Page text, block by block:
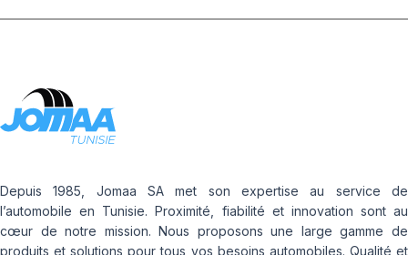
Depuis 1985, Jomaa SA met son expertise au service de
l’automobile en Tunisie. Proximité, fiabilité et innovation sont au
cœur de notre mission. Nous proposons une large gamme de
produits et solutions pour tous vos besoins automobiles. Qualité et